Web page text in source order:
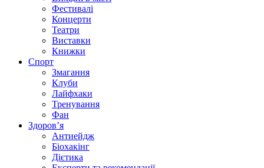
Фестивалі
Концерти
Театри
Виставки
Книжки
Спорт
Змагання
Клуби
Лайфхаки
Тренування
Фан
Здоров’я
Антиейдж
Біохакінг
Дієтика